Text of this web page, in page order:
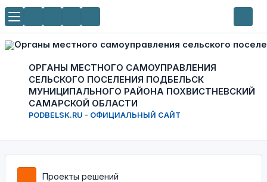
ОРГАНЫ МЕСТНОГО САМОУПРАВЛЕНИЯ
СЕЛЬСКОГО ПОСЕЛЕНИЯ ПОДБЕЛЬСК
МУНИЦИПАЛЬНОГО РАЙОНА ПОХВИСТНЕВСКИЙ
САМАРСКОЙ ОБЛАСТИ
PODBELSK.RU - ОФИЦИАЛЬНЫЙ САЙТ
Проекты решений